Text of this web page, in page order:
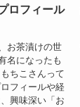
ロフィール
お茶漬けの世
名になったも
ちこさんって
フィールや経
興味深い「お